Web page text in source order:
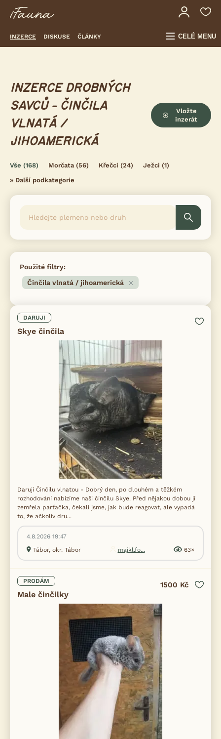
INZERCE DISKUSE ČLÁNKY CELÉ MENU
INZERCE DROBNÝCH
SAVCŮ - ČINČILA
VLNATÁ /
JIHOAMERICKÁ
Vložte
inzerát
Vše (168) Morčata(56) Křečci (24) Ježci (1)
» Další podkategorie
Použité filtry:
Činčila vlnatá / jihoamerická
DARUJI
Skye činčila
Daruji Činčilu vlnatou - Dobrý den, po dlouhém a těžkém
rozhodování nabízíme naši činčilu Skye. Před nějakou dobou jí
zemřela parťačka, čekali jsme, jak bude reagovat, ale vypadá
to, že ačkoliv dru...
4.8.2026 19:47
Tábor, okr. Tábor
majkl.fo... 63×
PRODÁM
Male činčilky
1500 Kč